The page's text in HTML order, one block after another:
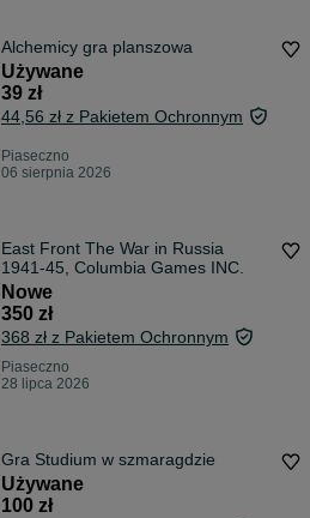
Alchemicy gra planszowa
Używane
39 zł
44,56 zł z Pakietem Ochronnym
Piaseczno
06 sierpnia 2026
East Front The War in Russia
1941-45, Columbia Games INC.
Nowe
350 zł
368 zł z Pakietem Ochronnym
Piaseczno
28 lipca 2026
Gra Studium w szmaragdzie
Używane
100 zł